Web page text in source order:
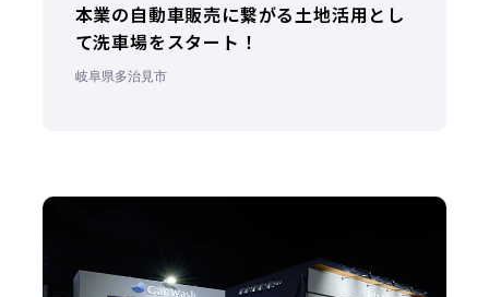
本業の自動車販売に繋がる土地活用とし
て洗車場をスタート！
岐阜県多治見市